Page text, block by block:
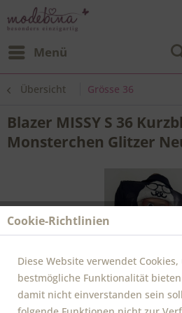
Menü
Übersicht Grösse 36
Blazer MISSY S 36
Monsterchen Glitzer
Cookie-Richtlinien
Diese Website verwendet
bestmögliche Funktionalität
damit nicht einverstanden sein